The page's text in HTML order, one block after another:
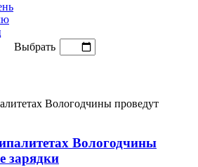
Выбрать
Вологодчины
зарядки